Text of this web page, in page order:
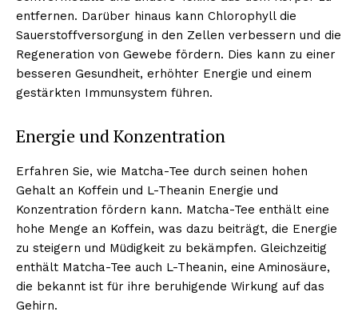
entfernen. Darüber hinaus kann Chlorophyll die
Sauerstoffversorgung in den Zellen verbessern und die
Regeneration von Gewebe fördern. Dies kann zu einer
besseren Gesundheit, erhöhter Energie und einem
gestärkten Immunsystem führen.
Energie und Konzentration
Erfahren Sie, wie Matcha-Tee durch seinen hohen
Gehalt an Koffein und L-Theanin Energie und
Konzentration fördern kann. Matcha-Tee enthält eine
hohe Menge an Koffein, was dazu beiträgt, die Energie
zu steigern und Müdigkeit zu bekämpfen. Gleichzeitig
enthält Matcha-Tee auch L-Theanin, eine Aminosäure,
die bekannt ist für ihre beruhigende Wirkung auf das
Gehirn.